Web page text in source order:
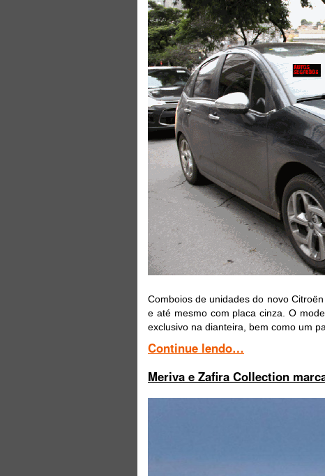
Comboios de unidades do novo
e até mesmo com placa cinza. O
exclusivo na dianteira, bem como um
Continue lendo…
Meriva e Zafira Collection